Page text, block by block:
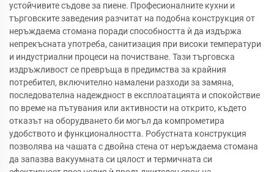
устойчивите съдове за пиене. Професионалните кухни и
търговските заведения разчитат на подобна конструкция от
неръждаема стомана поради способността ѝ да издържа
непрекъсната употреба, санитизация при високи температури
и индустриални процеси на почистване. Тази търговска
издръжливост се превръща в предимства за крайния
потребител, включително намалени разходи за замяна,
последователна надеждност в експлоатацията и спокойствие
по време на пътувания или активности на открито, където
отказът на оборудването би могъл да компрометира
удобството и функционалността. Робустната конструкция
позволява на чашата с двойна стена от неръждаема стомана
да запазва вакуумната си цялост и термичната си